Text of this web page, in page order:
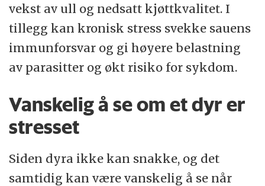
vekst av ull og nedsatt kjøttkvalitet. I
tillegg kan kronisk stress svekke sauens
immunforsvar og gi høyere belastning
av parasitter og økt risiko for sykdom.
Vanskelig å se om et dyr er
stresset
Siden dyra ikke kan snakke, og det
samtidig kan være vanskelig å se når